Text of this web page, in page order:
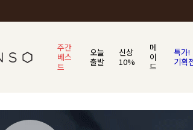
주간
베스
트
오늘
출발
신상
10%
메
이
드
특가!
기획